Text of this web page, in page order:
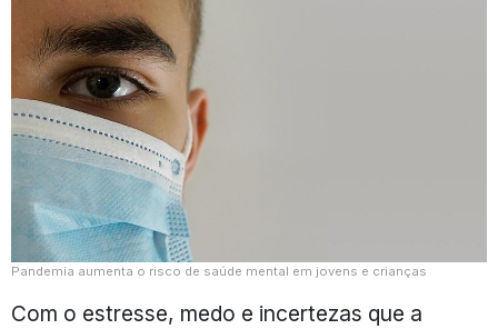
Pandemia aumenta o risco de saúde mental em jovens e crianças
Com o estresse, medo e incertezas que a